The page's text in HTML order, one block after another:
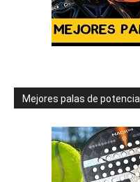
Mejores palas de potencia